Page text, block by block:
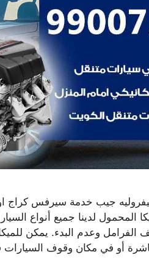
جيب خدمة سيرفس كراج
المحمول لدينا جميع أنواع
وعدم البدء. يمكن
أو في مكان وقوف